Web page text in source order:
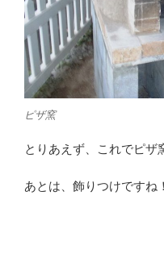
ピザ窯
とりあえず、これでピザ
あとは、飾りつけですね！